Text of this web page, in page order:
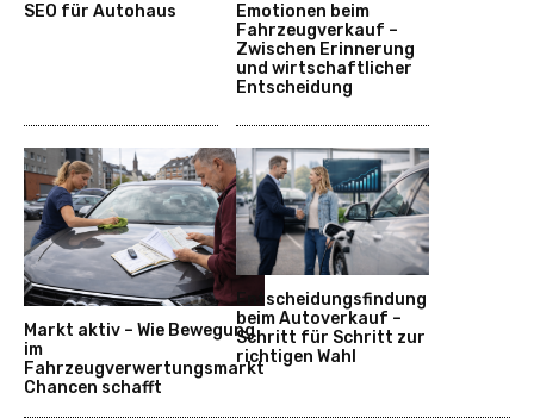
SEO für Autohaus
Emotionen beim
Fahrzeugverkauf –
Zwischen Erinnerung
und wirtschaftlicher
Entscheidung
Markt aktiv – Wie Bewegung
im
Fahrzeugverwertungsmarkt
Chancen schafft
Entscheidungsfindung
beim Autoverkauf –
Schritt für Schritt zur
richtigen Wahl